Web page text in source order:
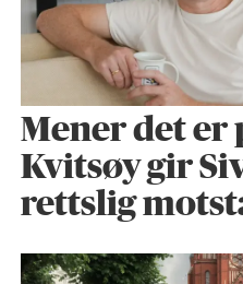
Mener det er
Kvitsøy gir
rettslig